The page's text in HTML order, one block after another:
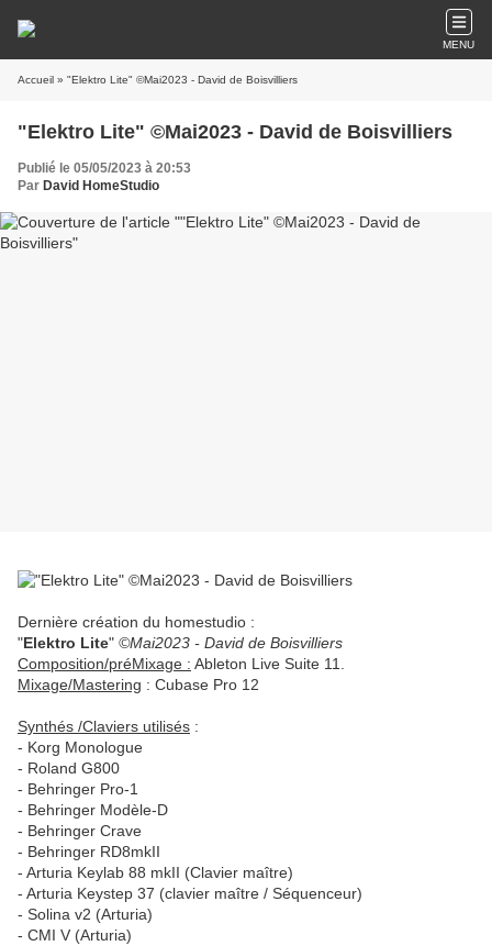
MENU
Accueil » "Elektro Lite" ©Mai2023 - David de Boisvilliers
"Elektro Lite" ©Mai2023 - David de Boisvilliers
Publié le 05/05/2023 à 20:53
Par David HomeStudio
Dernière création du homestudio :
"Elektro Lite" ©Mai2023 - David de Boisvilliers
Composition/préMixage : Ableton Live Suite 11.
Mixage/Mastering : Cubase Pro 12
Synthés /Claviers utilisés :
- Korg Monologue
- Roland G800
- Behringer Pro-1
- Behringer Modèle-D
- Behringer Crave
- Behringer RD8mkII
- Arturia Keylab 88 mkII (Clavier maître)
- Arturia Keystep 37 (clavier maître / Séquenceur)
- Solina v2 (Arturia)
- CMI V (Arturia)